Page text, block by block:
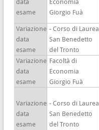
data
esame
Economia
Giorgio Fuà
Variazione
data
esame
- Corso di Laurea
San Benedetto
del Tronto
Variazione
data
esame
Facoltà di
Economia
Giorgio Fuà
Variazione
data
esame
- Corso di Laurea
San Benedetto
del Tronto